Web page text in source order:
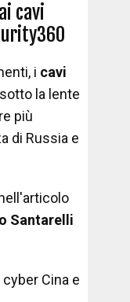
cavi
i cavi
la lente
più
di Russia e
Santarelli